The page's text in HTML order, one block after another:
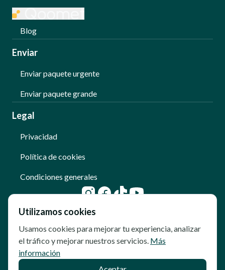
Blog
Enviar
Enviar paquete urgente
Enviar paquete grande
Legal
Privacidad
Política de cookies
Condiciones generales
Utilizamos cookies
Usamos cookies para mejorar tu experiencia, analizar
el tráfico y mejorar nuestros servicios. Más
información